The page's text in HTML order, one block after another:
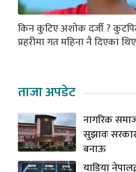
किन कुटिए अशोक दर्जी ?
प्रहरीमा गत महिना नै दिएका
ताजा अपडेट
नागरिक
सुझावः
बनाऊ
याडिया